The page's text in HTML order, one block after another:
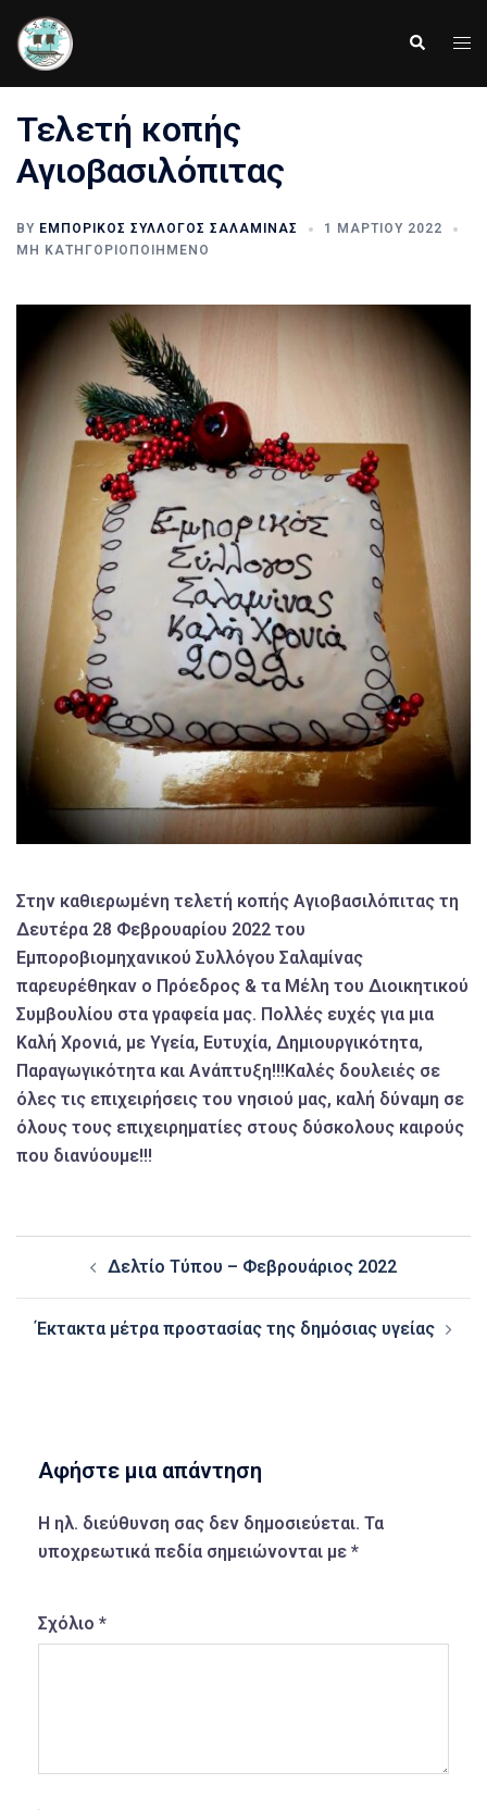
content
Search
Τελετή κοπής
Αγιοβασιλόπιτας
BY ΕΜΠΟΡΙΚΌΣ ΣΎΛΛΟΓΟΣ ΣΑΛΑΜΊΝΑΣ
1 ΜΑΡΤΊΟΥ 2022
ΜΗ ΚΑΤΗΓΟΡΙΟΠΟΙΗΜΈΝΟ
Στην καθιερωμένη τελετή κοπής Αγιοβασιλόπιτας τη
Δευτέρα 28 Φεβρουαρίου 2022 του
Εμποροβιομηχανικού Συλλόγου Σαλαμίνας
παρευρέθηκαν ο Πρόεδρος & τα Μέλη του Διοικητικού
Συμβουλίου στα γραφεία μας. Πολλές ευχές για μια
Καλή Χρονιά, με Υγεία, Ευτυχία, Δημιουργικότητα,
Παραγωγικότητα και Ανάπτυξη!!!Καλές δουλειές σε
όλες τις επιχειρήσεις του νησιού μας, καλή δύναμη σε
όλους τους επιχειρηματίες στους δύσκολους καιρούς
που διανύουμε!!!
navigationΔελτίο Τύπου – Φεβρουάριος 2022
Έκτακτα μέτρα προστασίας της δημόσιας υγείας
Αφήστε μια απάντηση
Η ηλ. διεύθυνση σας δεν δημοσιεύεται. Τα
υποχρεωτικά πεδία σημειώνονται με *
Σχόλιο *